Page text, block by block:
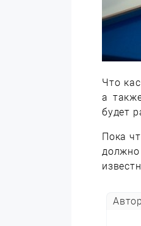
Что
а
будет
Пока
должно